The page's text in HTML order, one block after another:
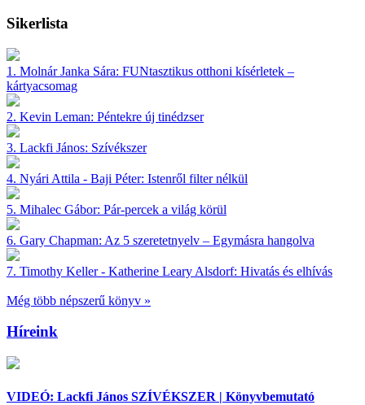
Sikerlista
1. Molnár Janka Sára: FUNtasztikus otthoni kísérletek –
kártyacsomag
2. Kevin Leman: Péntekre új tinédzser
3. Lackfi János: Szívékszer
4. Nyári Attila - Baji Péter: Istenről filter nélkül
5. Mihalec Gábor: Pár-percek a világ körül
6. Gary Chapman: Az 5 szeretetnyelv – Egymásra hangolva
7. Timothy Keller - Katherine Leary Alsdorf: Hivatás és elhívás
Még több népszerű könyv »
Híreink
VIDEÓ: Lackfi János SZÍVÉKSZER | Könyvbemutató